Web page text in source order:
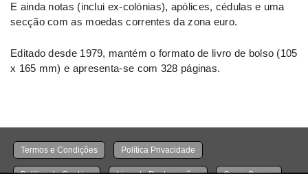
E ainda notas (inclui ex-colónias), apólices, cédulas e uma
secção com as moedas correntes da zona euro.
Editado desde 1979, mantém o formato de livro de bolso (105
x 165 mm) e apresenta-se com 328 páginas.
Termos e Condições Política Privacidade